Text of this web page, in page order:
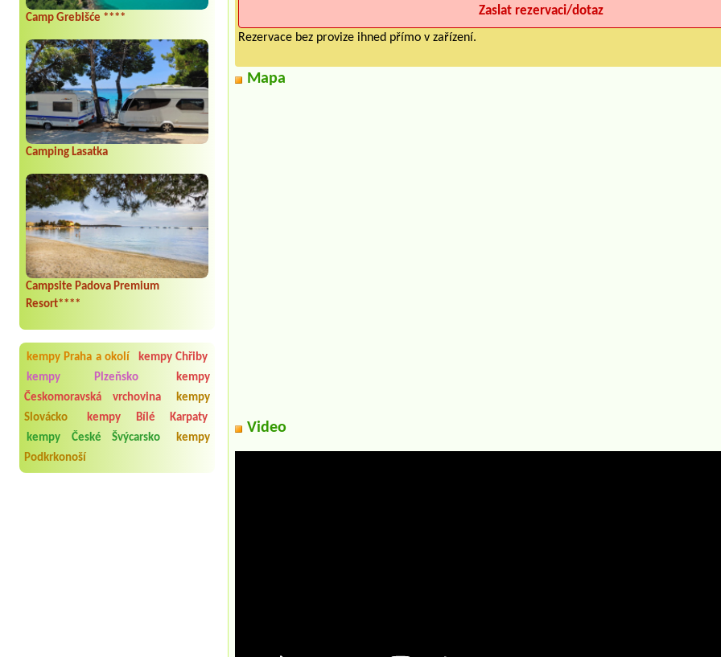
Camp Grebišće ****
Camping Lasatka
Campsite Padova Premium
Resort****
kempy Praha a okolí
kempy Chřiby
kempy Plzeňsko
kempy
Českomoravská vrchovina
kempy
Slovácko
kempy Bílé Karpaty
kempy České Švýcarsko
kempy
Podkrkonoší
Rezervace bez provize ihned přímo v zařízení.
Mapa
Video